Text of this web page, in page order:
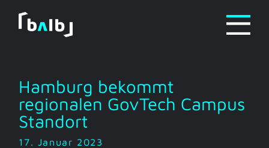
Inhalt
springen
Hamburg bekommt
regionalen GovTech Campus
Standort
17. Januar 2023